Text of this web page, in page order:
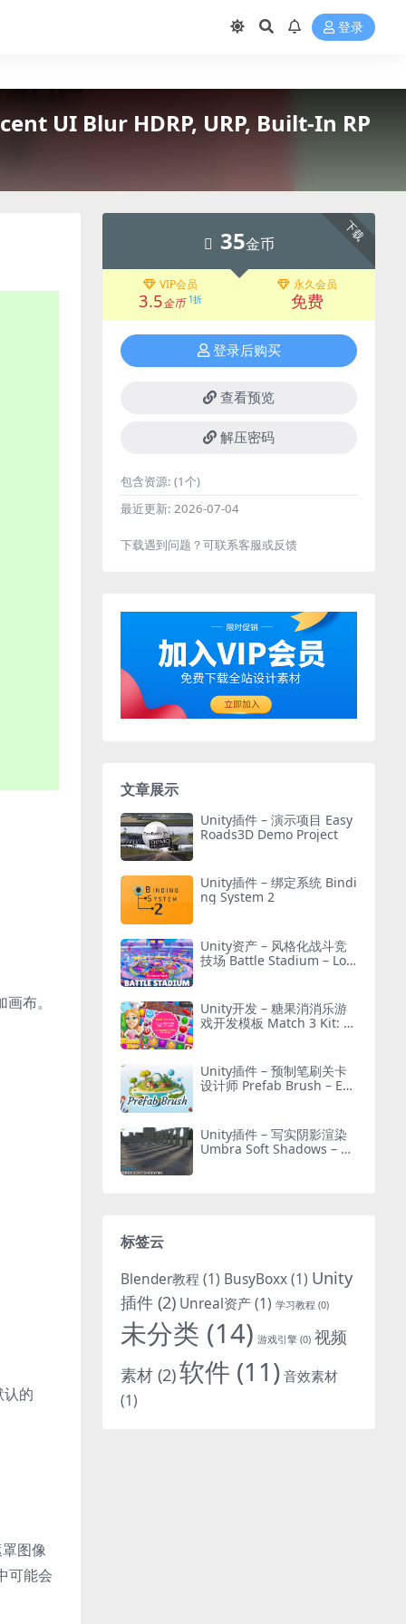
登录
UI Blur HDRP, URP, Built-In RP
布。
认的
图像
可能会
下载
35金币
VIP会员
3.5金币 1折
永久会员
免费
登录后购买
查看预览
解压密码
包含资源: (1个)
最近更新: 2026-07-04
下载遇到问题？可联系客服或反馈
文章展示
Unity插件 – 演示项目 Easy
Roads3D Demo Project
Unity插件 – 绑定系统 Bindi
ng System 2
Unity资产 – 风格化战斗竞
技场 Battle Stadium – Low
Unity开发 – 糖果消消乐游
戏开发模板 Match 3 Kit: S
Unity插件 – 预制笔刷关卡
设计师 Prefab Brush – Eas
Unity插件 – 写实阴影渲染
Umbra Soft Shadows – Be
标签云
Blender教程 (1) BusyBoxx(1) Unity
插件 (2) Unreal资产(1) 学习教程 (0)
未分类 (14) 游戏引擎 (0) 视频
素材 (2)软件 (11)音效素材
(1)